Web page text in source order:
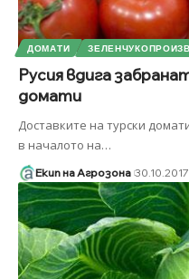
ДОМАТИ
Русия вдига
домати
Доставките на турски
в началото на…
Екип на Агрозона 30.10.2017